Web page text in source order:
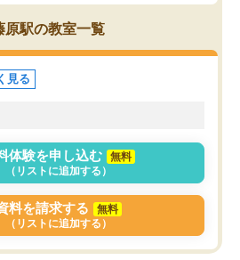
原駅の教室一覧
見る
体験を申し込む
無料
（リストに追加する）
料を請求する
無料
（リストに追加する）